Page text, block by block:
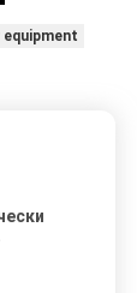
equipment